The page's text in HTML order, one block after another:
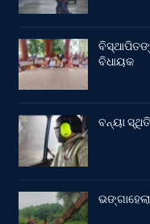
ବିଧାୟକ
ବନ୍ୟା